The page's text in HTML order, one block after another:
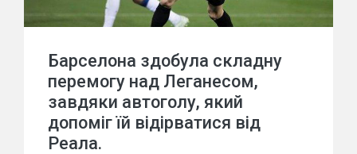
Барселона здобула складну
перемогу над Леганесом,
завдяки автоголу, який
допоміг їй відірватися від
Реала.